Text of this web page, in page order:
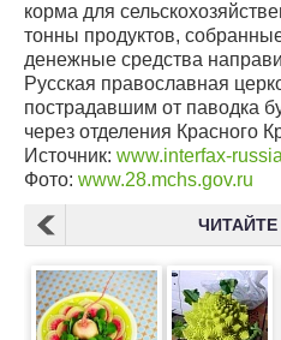
корма для
тонны продуктов,
денежные средства
Русская православная
пострадавшим от паводка
через отделения Красного
Источник: www.interfax-
Фото: www.28.mchs.gov.ru